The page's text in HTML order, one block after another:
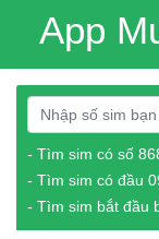
App
- Tìm sim có số
- Tìm sim có đầu
- Tìm sim bắt đầu